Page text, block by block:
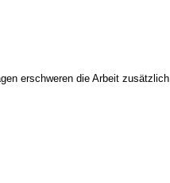
erschweren die Arbeit zusätzlich.